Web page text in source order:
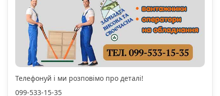
Телефонуй і ми розповімо про деталі!
099-533-15-35